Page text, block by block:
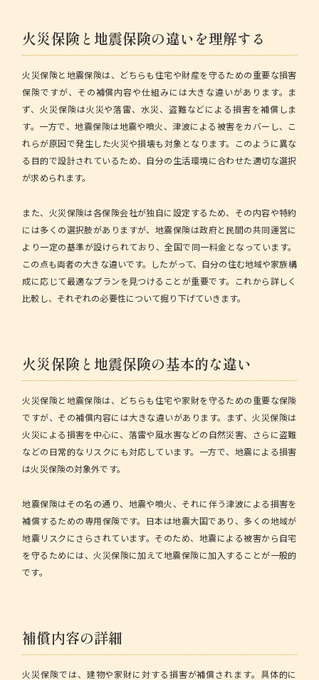
火災保険と地震保険の違いを理解する
火災保険と地震保険は、どちらも住宅や財産を守るための重要な損害
保険ですが、その補償内容や仕組みには大きな違いがあります。ま
ず、火災保険は火災や落雷、水災、盗難などによる損害を補償しま
す。一方で、地震保険は地震や噴火、津波による被害をカバーし、こ
れらが原因で発生した火災や損壊も対象となります。このように異な
る目的で設計されているため、自分の生活環境に合わせた適切な選択
が求められます。
また、火災保険は各保険会社が独自に設定するため、その内容や特約
には多くの選択肢がありますが、地震保険は政府と民間の共同運営に
より一定の基準が設けられており、全国で同一料金となっています。
この点も両者の大きな違いです。したがって、自分の住む地域や家族構
成に応じて最適なプランを見つけることが重要です。これから詳しく
比較し、それぞれの必要性について掘り下げていきます。
火災保険と地震保険の基本的な違い
火災保険と地震保険は、どちらも住宅や家財を守るための重要な保険
ですが、その補償内容には大きな違いがあります。まず、火災保険は
火災による損害を中心に、落雷や風水害などの自然災害、さらに盗難
などの日常的なリスクにも対応しています。一方で、地震による損害
は火災保険の対象外です。
地震保険はその名の通り、地震や噴火、それに伴う津波による損害を
補償するための専用保険です。日本は地震大国であり、多くの地域が
地震リスクにさらされています。そのため、地震による被害から自宅
を守るためには、火災保険に加えて地震保険に加入することが一般的
です。
補償内容の詳細
火災保険では、建物や家財に対する損害が補償されます。具体的に